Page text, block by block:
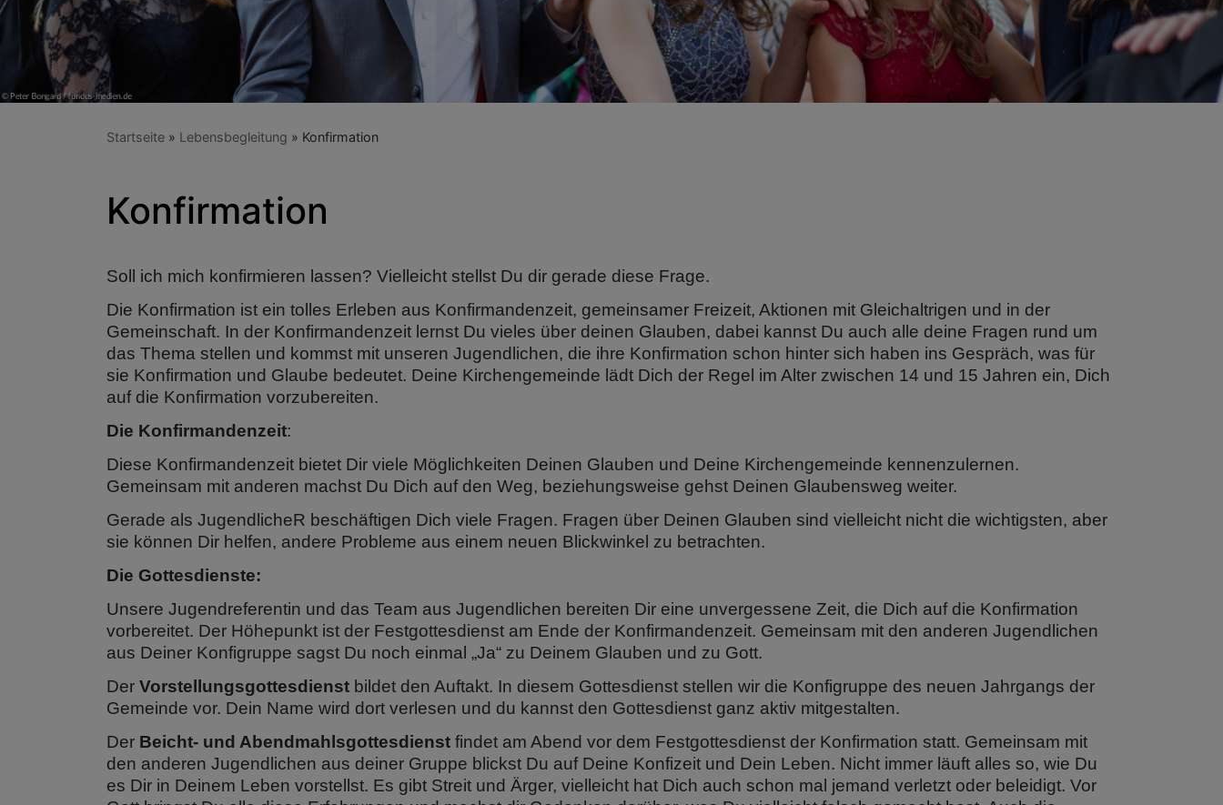
Startseite Lebensbegleitung Konfirmation
Konfirmation
Soll ich mich konfirmieren lassen? Vielleicht stellst Du dir gerade diese Frage.
Die Konfirmation ist ein tolles Erleben aus Konfirmandenzeit, gemeinsamer Freizeit, Aktionen mit Gleichaltrigen und in der
Gemeinschaft. In der Konfirmandenzeit lernst Du vieles über deinen Glauben, dabei kannst Du auch alle deine Fragen rund um
das Thema stellen und kommst mit unseren Jugendlichen, die ihre Konfirmation schon hinter sich haben ins Gespräch, was für
sie Konfirmation und Glaube bedeutet. Deine Kirchengemeinde lädt Dich der Regel im Alter zwischen 14 und 15 Jahren ein, Dich
auf die Konfirmation vorzubereiten.
Die Konfirmandenzeit:
Diese Konfirmandenzeit bietet Dir viele Möglichkeiten Deinen Glauben und Deine Kirchengemeinde kennenzulernen.
Gemeinsam mit anderen machst Du Dich auf den Weg, beziehungsweise gehst Deinen Glaubensweg weiter.
Gerade als JugendlicheR beschäftigen Dich viele Fragen. Fragen über Deinen Glauben sind vielleicht nicht die wichtigsten, aber
sie können Dir helfen, andere Probleme aus einem neuen Blickwinkel zu betrachten.
Die Gottesdienste:
Unsere Jugendreferentin und das Team aus Jugendlichen bereiten Dir eine unvergessene Zeit, die Dich auf die Konfirmation
vorbereitet. Der Höhepunkt ist der Festgottesdienst am Ende der Konfirmandenzeit. Gemeinsam mit den anderen Jugendlichen
aus Deiner Konfigruppe sagst Du noch einmal „Ja“ zu Deinem Glauben und zu Gott.
Der Vorstellungsgottesdienst bildet den Auftakt. In diesem Gottesdienst stellen wir die Konfigruppe des neuen Jahrgangs der
Gemeinde vor. Dein Name wird dort verlesen und du kannst den Gottesdienst ganz aktiv mitgestalten.
Der Beicht- und Abendmahlsgottesdienst findet am Abend vor dem Festgottesdienst der Konfirmation statt. Gemeinsam mit
den anderen Jugendlichen aus deiner Gruppe blickst Du auf Deine Konfizeit und Dein Leben. Nicht immer läuft alles so, wie Du
es Dir in Deinem Leben vorstellst. Es gibt Streit und Ärger, vielleicht hat Dich auch schon mal jemand verletzt oder beleidigt. Vor